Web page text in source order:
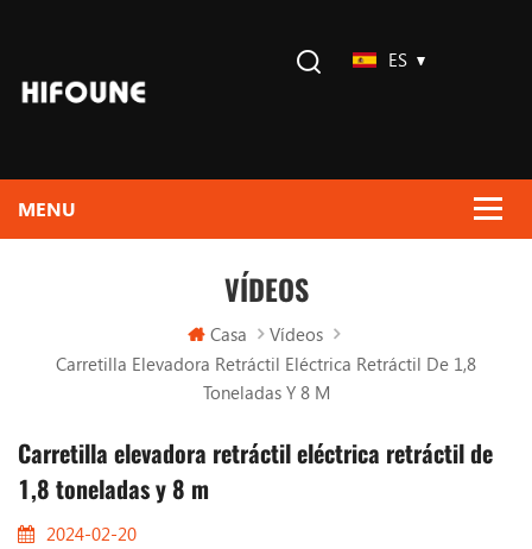
ES
VÍDEOS
Casa
Vídeos
Carretilla Elevadora Retráctil Eléctrica Retráctil De 1,8
Toneladas Y 8 M
Carretilla elevadora retráctil eléctrica retráctil de
1,8 toneladas y 8 m
2024-02-20